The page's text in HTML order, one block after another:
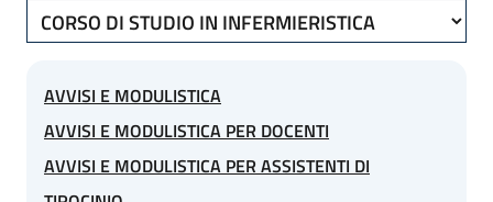
>>scopri tutti i dettagli sul sitoUResidence
Links
AVVISI E MODULISTICA
AVVISI E MODULISTICA PER DOCENTI
AVVISI E MODULISTICA PER ASSISTENTI DI